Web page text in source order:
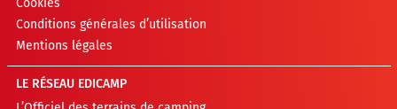
Cookies
Conditions générales d’utilisation
Mentions légales
LE RÉSEAU EDICAMP